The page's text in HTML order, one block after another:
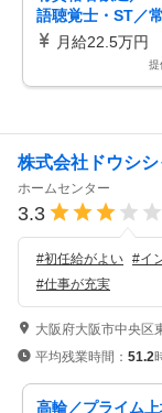
語聴覚士・ST／
寮・住宅補助有／
チカ／教育体制万
月給22.5万円
提
株式会社ドウシシ
ホームセンター
3.3
#初任給がよい #イ
#仕事が充実
大阪府大阪市中央区
平均残業時間： 51.2
高輪／プライム